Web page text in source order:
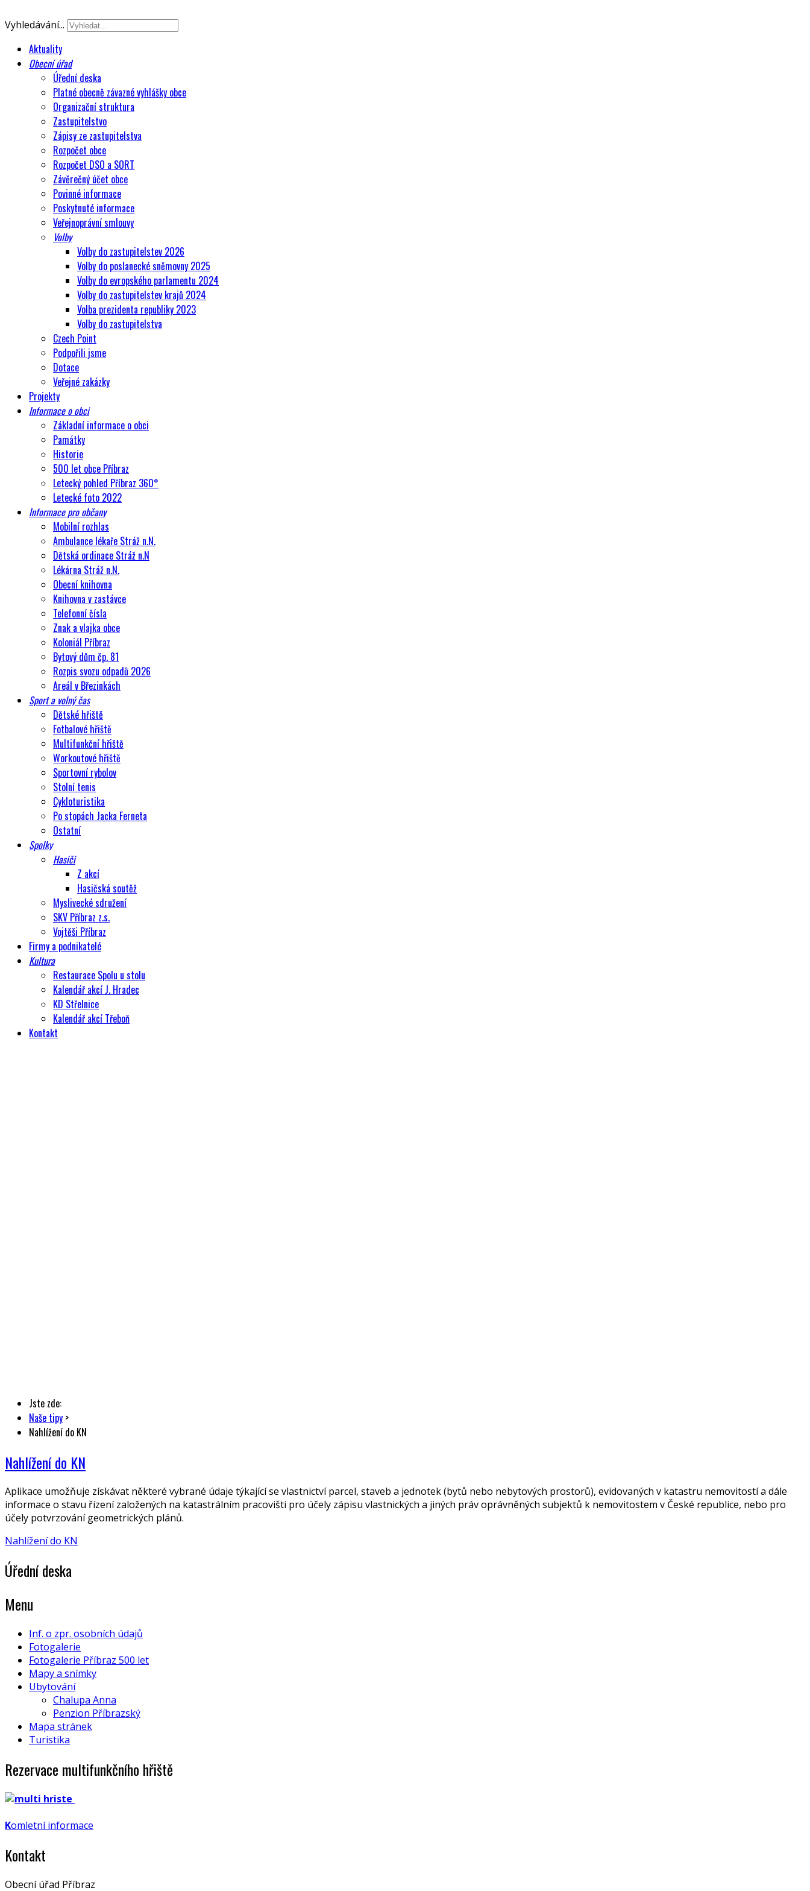
Vyhledávání...
Aktuality
Obecní úřad
Úřední deska
Platné obecně závazné vyhlášky obce
Organizační struktura
Zastupitelstvo
Zápisy ze zastupitelstva
Rozpočet obce
Rozpočet DSO a SORT
Závěrečný účet obce
Povinné informace
Poskytnuté informace
Veřejnoprávní smlouvy
Volby
Volby do zastupitelstev 2026
Volby do poslanecké sněmovny 2025
Volby do evropského parlamentu 2024
Volby do zastupitelstev krajů 2024
Volba prezidenta republiky 2023
Volby do zastupitelstva
Czech Point
Podpořili jsme
Dotace
Veřejné zakázky
Projekty
Informace o obci
Základní informace o obci
Památky
Historie
500 let obce Příbraz
Letecký pohled Příbraz 360°
Letecké foto 2022
Informace pro občany
Mobilní rozhlas
Ambulance lékaře Stráž n.N.
Dětská ordinace Stráž n.N
Lékárna Stráž n.N.
Obecní knihovna
Knihovna v zastávce
Telefonní čísla
Znak a vlajka obce
Koloniál Příbraz
Bytový dům čp. 81
Rozpis svozu odpadů 2026
Areál v Březinkách
Sport a volný čas
Dětské hřiště
Fotbalové hřiště
Multifunkční hřiště
Workoutové hřiště
Sportovní rybolov
Stolní tenis
Cykloturistika
Po stopách Jacka Ferneta
Ostatní
Spolky
Hasiči
Z akcí
Hasičská soutěž
Myslivecké sdružení
SKV Příbraz z.s.
Vojtěši Příbraz
Firmy a podnikatelé
Kultura
Restaurace Spolu u stolu
Kalendář akcí J. Hradec
KD Střelnice
Kalendář akcí Třeboň
Kontakt
Jste zde:
Naše tipy >
Nahlížení do KN
Nahlížení do KN
Aplikace umožňuje získávat některé vybrané údaje týkající se vlastnictví parcel, staveb a jednotek (bytů nebo nebytových prostorů), evidovaných v katastru nemovitostí a dále
informace o stavu řízení založených na katastrálním pracovišti pro účely zápisu vlastnických a jiných práv oprávněných subjektů k nemovitostem v České republice, nebo pro
účely potvrzování geometrických plánů.
Nahlížení do KN
Úřední deska
Menu
Inf. o zpr. osobních údajů
Fotogalerie
Fotogalerie Příbraz 500 let
Mapy a snímky
Ubytování
Chalupa Anna
Penzion Příbrazský
Mapa stránek
Turistika
Rezervace multifunkčního hřiště
Komletní informace
Kontakt
Obecní úřad Příbraz